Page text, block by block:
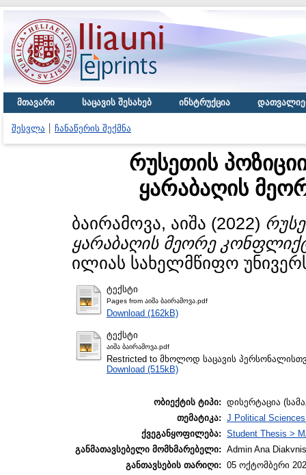
მთავარი საცავის შესახებ ინსტრუქცია
შესვლა ჩანაწერის შექმნა
რუსეთის
ყარაბაღის
ბაირამოვა, აიშა (2022)
ყარაბაღის მეორე
ილიას სახელმწიფო
ტექსტი
Pages from აიშა ბაირამოვა.pdf
Download (162kB)
ტექსტი
აიშა ბაირამოვა.pdf
Restricted to მხოლოდ საცავის
Download (515kB)
ობიექტის ტიპი: დისერტაცია
თემატიკა: J Political
ქვეგანყოფილება: Student Thesis >
განმათავსებელი მომხმარებელი: Admin Ana
განთავსების თარიღი: 05 ოქტომბერი